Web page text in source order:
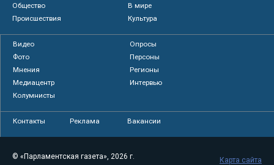
Общество
В мире
Происшествия
Культура
Видео
Опросы
Фото
Персоны
Мнения
Регионы
Медиацентр
Интервью
Колумнисты
Контакты Реклама Вакансии
© «Парламентская газета», 2026 г.
Карта сайта